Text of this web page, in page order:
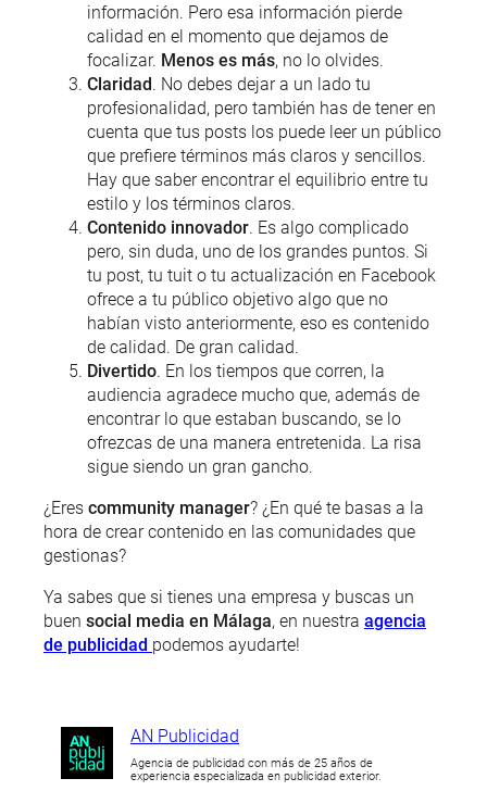
información. Pero esa información pierde
calidad en el momento que dejamos de
focalizar. Menos es más, no lo olvides.
Claridad. No debes dejar a un lado tu
profesionalidad, pero también has de tener en
cuenta que tus posts los puede leer un público
que prefiere términos más claros y sencillos.
Hay que saber encontrar el equilibrio entre tu
estilo y los términos claros.
Contenido innovador. Es algo complicado
pero, sin duda, uno de los grandes puntos. Si
tu post, tu tuit o tu actualización en Facebook
ofrece a tu público objetivo algo que no
habían visto anteriormente, eso es contenido
de calidad. De gran calidad.
Divertido. En los tiempos que corren, la
audiencia agradece mucho que, además de
encontrar lo que estaban buscando, se lo
ofrezcas de una manera entretenida. La risa
sigue siendo un gran gancho.
¿Eres community manager? ¿En qué te basas a la
hora de crear contenido en las comunidades que
gestionas?
Ya sabes que si tienes una empresa y buscas un
buen social media en Málaga, en nuestra agencia
de publicidad podemos ayudarte!
AN Publicidad
Agencia de publicidad con más de 25 años de
experiencia especializada en publicidad exterior.